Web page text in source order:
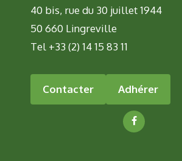
40 bis, rue du 30 juillet 1944
50 660 Lingreville
Tel +33 (2) 14 15 83 11
Contacter Adhérer